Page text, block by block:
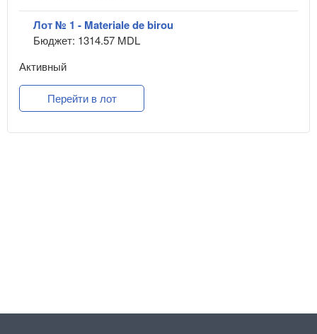
Лот № 1 - Materiale de birou
Бюджет: 1314.57 MDL
Активный
Перейти в лот